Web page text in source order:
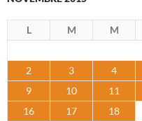
L M M
2
3 4
9
10 11
16
17 18